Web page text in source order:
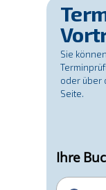
Sie
oder über
Seite.